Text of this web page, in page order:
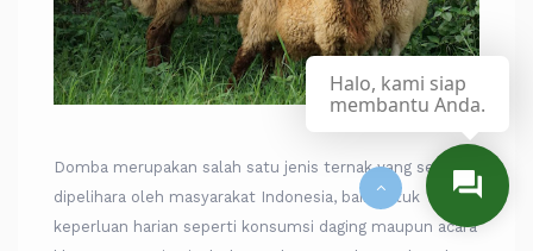
Domba merupakan salah satu jenis ternak yang sering
dipelihara oleh masyarakat Indonesia, baik untuk
keperluan harian seperti konsumsi daging maupun acara
Halo, kami siap
membantu Anda.